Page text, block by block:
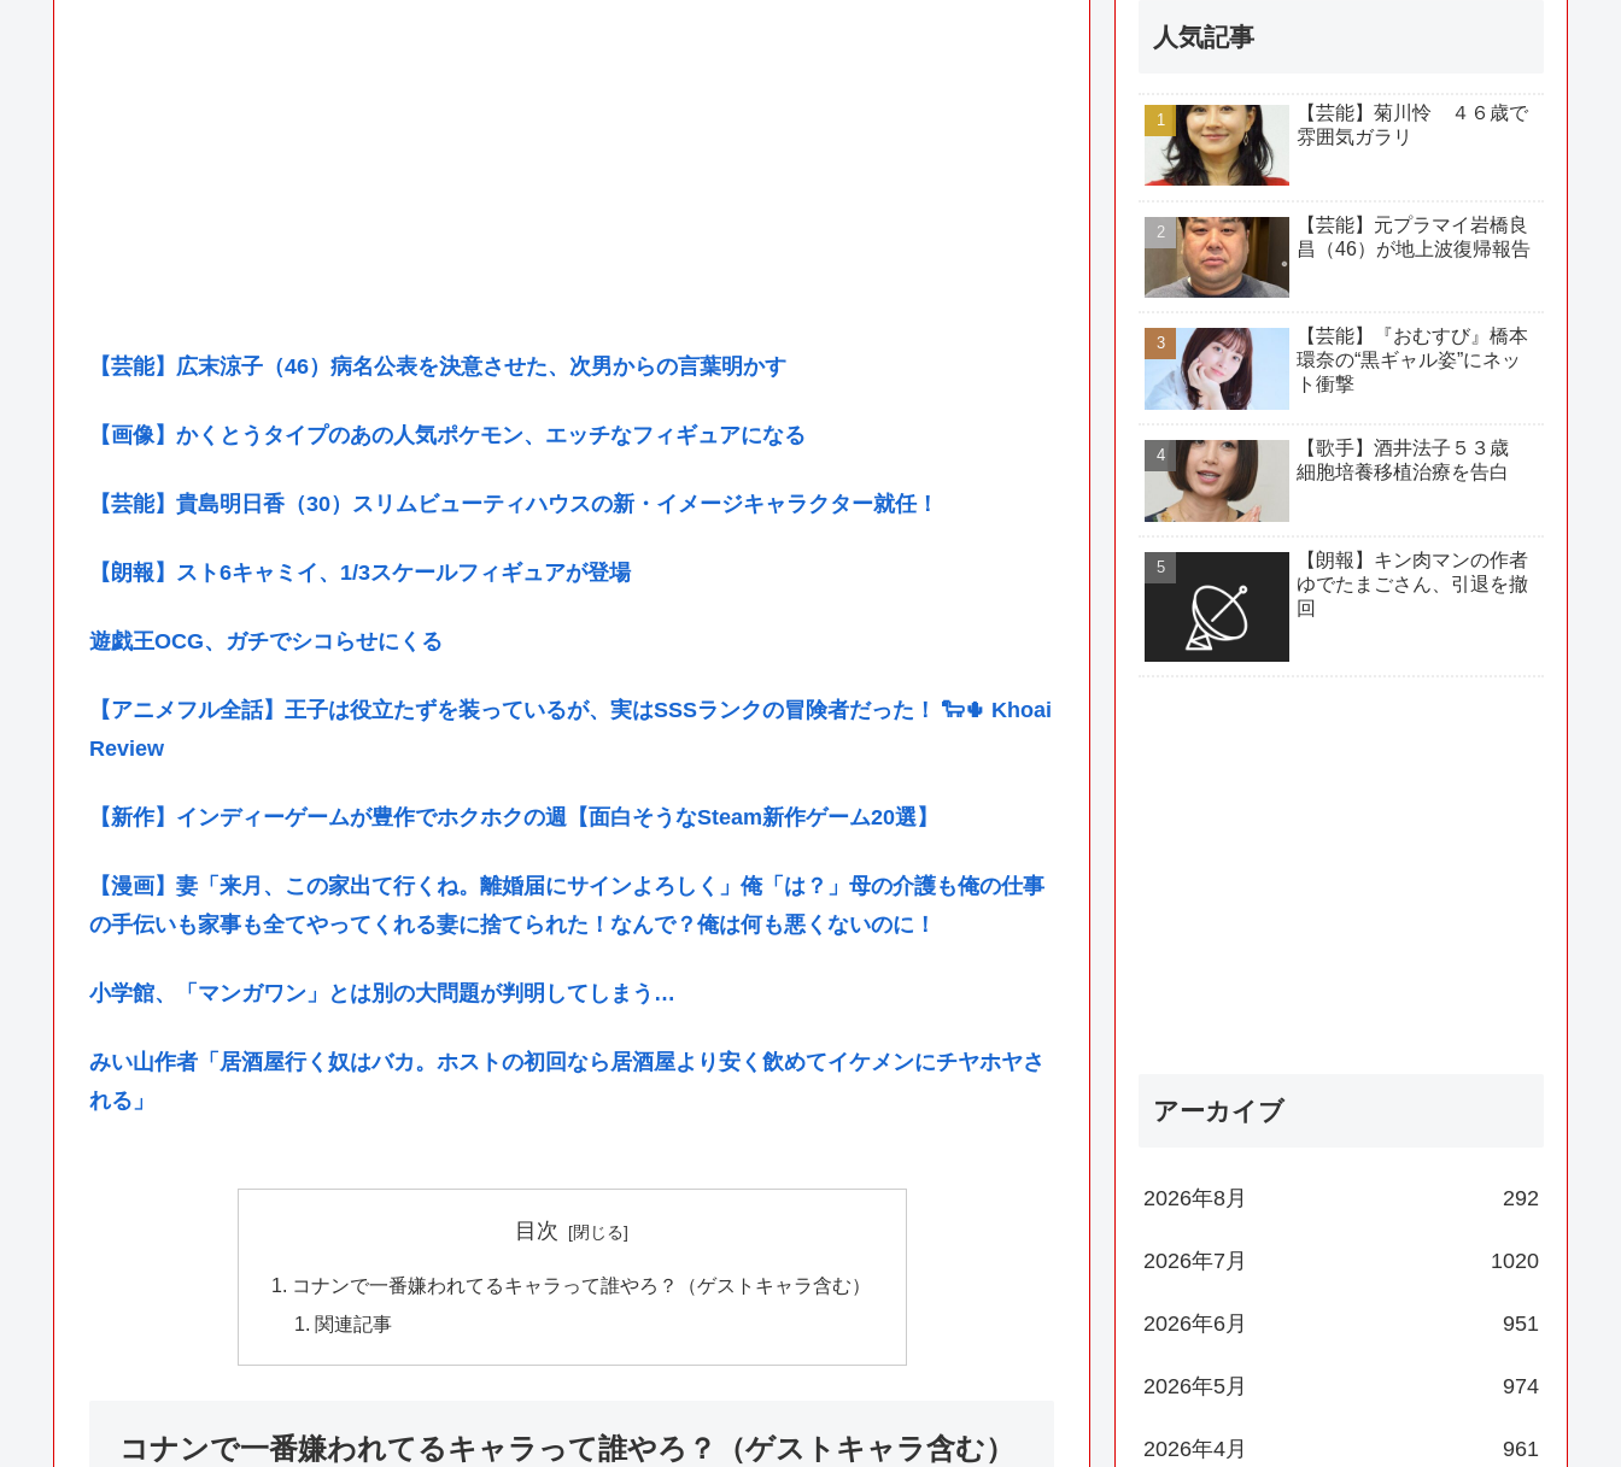
【芸能】広末涼子（46）病名公表を決意させた、次男からの言葉明かす
【画像】かくとうタイプのあの人気ポケモン、エッチなフィギュアになる
【芸能】貴島明日香（30）スリムビューティハウスの新・イメージキャラクター就任！
【朗報】スト6キャミイ、1/3スケールフィギュアが登場
遊戯王OCG、ガチでシコらせにくる
【アニメフル全話】王子は役立たずを装っているが、実はSSSランクの冒険者だった！ 🐑🌵 Khoai
Review
【新作】インディーゲームが豊作でホクホクの週【面白そうなSteam新作ゲーム20選】
【漫画】妻「来月、この家出て行くね。離婚届にサインよろしく」俺「は？」母の介護も俺の仕事
の手伝いも家事も全てやってくれる妻に捨てられた！なんで？俺は何も悪くないのに！
小学館、「マンガワン」とは別の大問題が判明してしまう…
みい山作者「居酒屋行く奴はバカ。ホストの初回なら居酒屋より安く飲めてイケメンにチヤホヤさ
れる」
目次
コナンで一番嫌われてるキャラって誰やろ？（ゲストキャラ含む）
関連記事
コナンで一番嫌われてるキャラって誰やろ？（ゲストキャラ含む）
人気記事
【芸能】菊川怜 ４６歳で
雰囲気ガラリ
【芸能】元プラマイ岩橋良
昌（46）が地上波復帰報告
【芸能】『おむすび』橋本
環奈の“黒ギャル姿”にネッ
ト衝撃
【歌手】酒井法子５３歳
細胞培養移植治療を告白
【朗報】キン肉マンの作者
ゆでたまごさん、引退を撤
回
アーカイブ
2026年8月 292
2026年7月 1020
2026年6月 951
2026年5月 974
2026年4月 961